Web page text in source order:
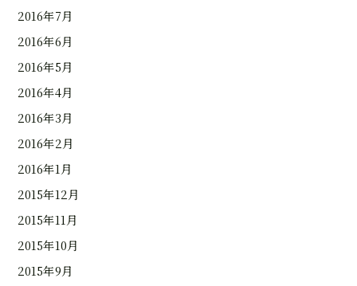
2016年7月
2016年6月
2016年5月
2016年4月
2016年3月
2016年2月
2016年1月
2015年12月
2015年11月
2015年10月
2015年9月